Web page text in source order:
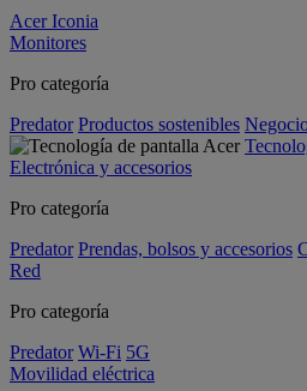
Acer Iconia
Monitores
Pro categoría
Predator Productos sostenibles
Electrónica y accesorios
Pro categoría
Predator Prendas, bolsos y accesorios
Red
Pro categoría
Predator Wi-Fi 5G
Movilidad eléctrica